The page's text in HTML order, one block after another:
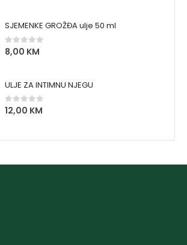
SJEMENKE GROŽĐA ulje 50 ml
0 out of 5
8,00 KM
ULJE ZA INTIMNU NJEGU
0out of 5
12,00 KM